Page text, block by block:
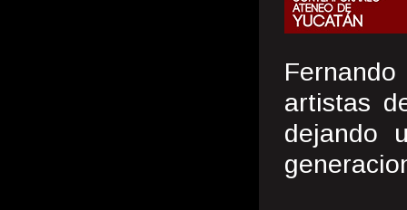
artistas
dejando